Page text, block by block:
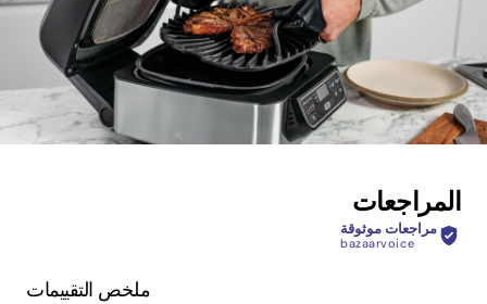
المراجعات
مراجعات موثوقة
bazaarvoice
ملخص التقييمات